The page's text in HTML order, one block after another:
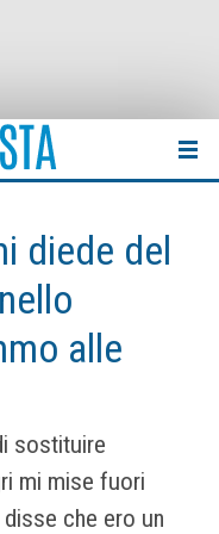
diede del
alle
sostituire
mi mise fuori
che ero un